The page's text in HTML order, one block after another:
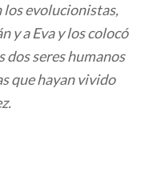
los evolucionistas,
y a Eva y los colocó
dos seres humanos
que hayan vivido